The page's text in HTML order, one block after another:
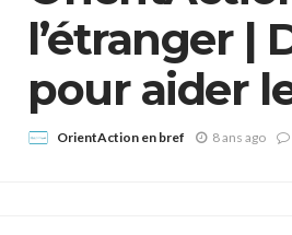
l’étranger |
pour aider
OrientAction en bref 8 ans ago